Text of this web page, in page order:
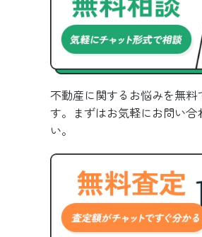
不動産に関するお悩みを無料
す。まずはお気軽にお問い合
い。